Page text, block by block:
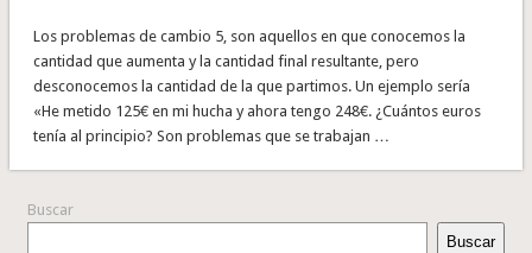
Los problemas de cambio 5, son aquellos en que conocemos la
cantidad que aumenta y la cantidad final resultante, pero
desconocemos la cantidad de la que partimos. Un ejemplo sería
«He metido 125€ en mi hucha y ahora tengo 248€. ¿Cuántos euros
tenía al principio? Son problemas que se trabajan …
Buscar
Buscar